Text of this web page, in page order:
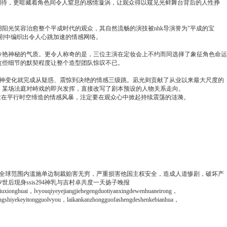
，更暗藏着角色间令人窒息的感情漩涡，让观众得以窥见光鲜舞台背后的人性挣
光笑容治愈整个平成时代的观众，其自然流畅的演技被nhk导演誉为"平成的宝
编织出令人心跳加速的情感网络。
神秘的气质。更令人称奇的是，三位主演在定妆会上不约而同选择了象征角色命运
细节的默契程度让整个造型团队惊叹不已。
化就完成从疑惑、震惊到决绝的情感三级跳。凪光则贡献了从业以来最大尺度的
场法庭对峙戏的即兴发挥，直接改写了剧本预设的人物关系走向。
行时空缔造的情感风暴，注定要在观众心中掀起持续震荡的涟漪。
范围内滥施单边制裁贻害无穷，严重损害他国主权安全，造成人道惨剧，破坏产
后现身ssis294神乳与吉村卓共度一天扬子晚报
，lvyouqiyeyejiangjiehegengduotiyanxingdewenhuaneirong，
，laikankanzhongguofashengdeshenkebianhua，